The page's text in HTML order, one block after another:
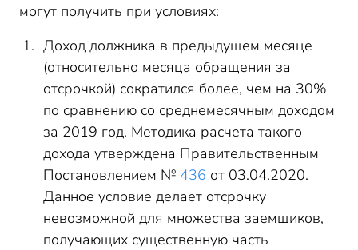
могут получить при условиях:
Доход должника в предыдущем месяце
(относительно месяца обращения за
отсрочкой) сократился более, чем на 30%
по сравнению со среднемесячным доходом
за 2019 год. Методика расчета такого
дохода утверждена Правительственным
Постановлением № 436 от 03.04.2020.
Данное условие делает отсрочку
невозможной для множества заемщиков,
получающих существенную часть